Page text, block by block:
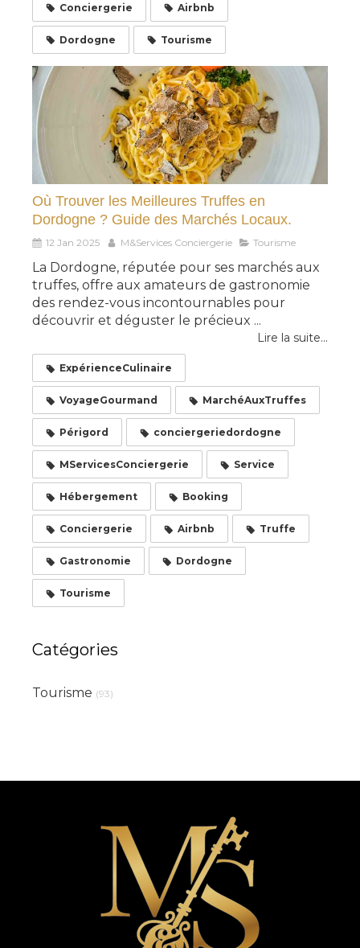
Conciergerie Airbnb
Dordogne Tourisme
Où Trouver les Meilleures Truffes en
Dordogne ? Guide des Marchés Locaux.
12 Jan 2025 M&Services Conciergerie Tourisme
La Dordogne, réputée pour ses marchés aux
truffes, offre aux amateurs de gastronomie
des rendez-vous incontournables pour
découvrir et déguster le précieux ...
Lire la suite...
ExpérienceCulinaire
VoyageGourmand MarchéAuxTruffes
Périgord conciergeriedordogne
MServicesConciergerie Service
Hébergement Booking
Conciergerie Airbnb Truffe
Gastronomie Dordogne
Tourisme
Catégories
Tourisme (93)